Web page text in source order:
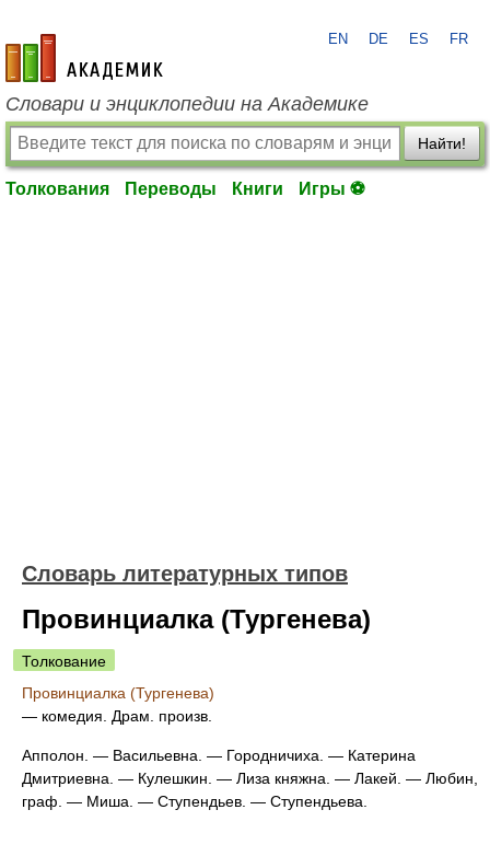
academic.ru
EN DE ES FR
Словари и энциклопедии на Академике
Найти!
Толкования Переводы Книги Игры ⚽
Словарь литературных типов
Провинциалка (Тургенева)
Толкование
Провинциалка (Тургенева)
— комедия. Драм. произв.
Апполон. — Васильевна. — Городничиха. — Катерина
Дмитриевна. — Кулешкин. — Лиза княжна. — Лакей. — Любин,
граф. — Миша. — Ступендьев. — Ступендьева.